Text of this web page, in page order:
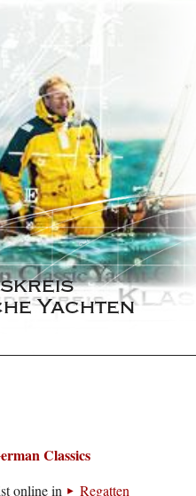
Yachten
Classics
online in
Regatten